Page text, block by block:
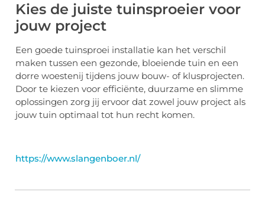
Kies de juiste tuinsproeier voor
jouw project
Een goede tuinsproei installatie kan het verschil
maken tussen een gezonde, bloeiende tuin en een
dorre woestenij tijdens jouw bouw- of klusprojecten.
Door te kiezen voor efficiënte, duurzame en slimme
oplossingen zorg jij ervoor dat zowel jouw project als
jouw tuin optimaal tot hun recht komen.
https://www.slangenboer.nl/